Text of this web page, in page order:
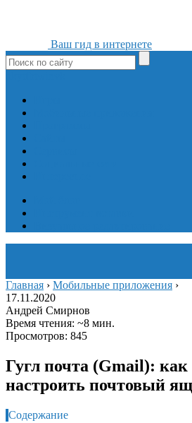
Ваш гид в интернете
Главная › Мобильные приложения ›
17.11.2020
Андрей Смирнов
Время чтения: ~8 мин.
Просмотров: 845
Гугл почта (Gmail): как
настроить почтовый
Содержание